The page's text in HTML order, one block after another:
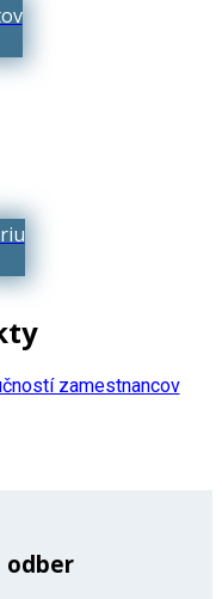
zamestnancov
odber